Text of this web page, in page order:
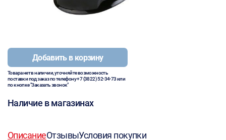
Добавить в корзину
Товара нет в наличии, уточняйте возможность
поставки под заказ по телефону+7 (3822) 52-34-73или
по кнопке "Заказать звонок"
Наличие в магазинах
ОписаниеОтзывыУсловия покупки